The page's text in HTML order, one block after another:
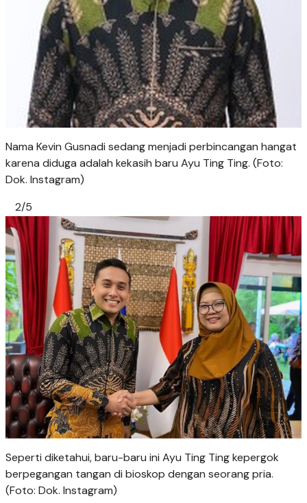
Nama Kevin Gusnadi sedang menjadi perbincangan hangat
karena diduga adalah kekasih baru Ayu Ting Ting. (Foto:
Dok. Instagram)
2/5
Seperti diketahui, baru-baru ini Ayu Ting Ting kepergok
berpegangan tangan di bioskop dengan seorang pria.
(Foto: Dok. Instagram)